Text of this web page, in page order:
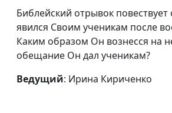
Омовение ног Иисусом.
Подготовка к вечере. Евангелие
по Иоанну 13:1-20
Жизнь земная и жизнь вечная.
Евангелие по Иоанну 12:20-30
Библейский отрывок повествует
явился Своим ученикам после
Каким образом Он вознесся на
обещание Он дал ученикам?
Ведущий: Ирина Кириченко